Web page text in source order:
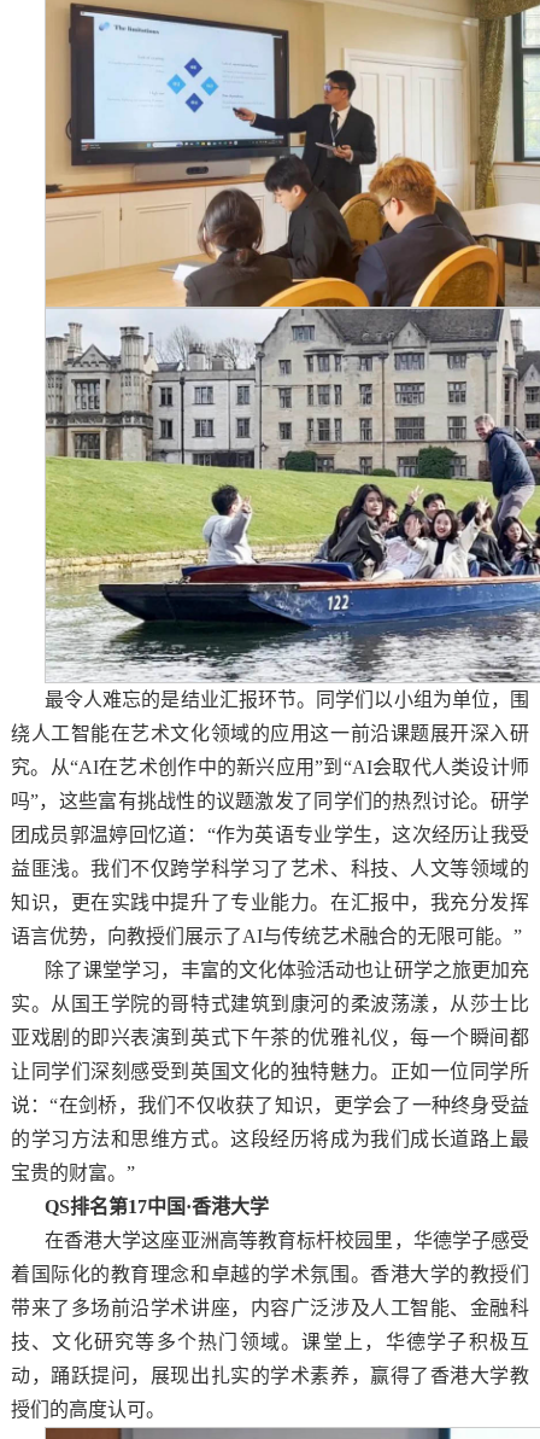
最令人难忘的是结业汇报环节。同学们以小组为单位，围
绕人工智能在艺术文化领域的应用这一前沿课题展开深入研
究。从“AI在艺术创作中的新兴应用”到“AI会取代人类设计师
吗”，这些富有挑战性的议题激发了同学们的热烈讨论。研学
团成员郭温婷回忆道：“作为英语专业学生，这次经历让我受
益匪浅。我们不仅跨学科学习了艺术、科技、人文等领域的
知识，更在实践中提升了专业能力。在汇报中，我充分发挥
语言优势，向教授们展示了AI与传统艺术融合的无限可能。”
除了课堂学习，丰富的文化体验活动也让研学之旅更加充
实。从国王学院的哥特式建筑到康河的柔波荡漾，从莎士比
亚戏剧的即兴表演到英式下午茶的优雅礼仪，每一个瞬间都
让同学们深刻感受到英国文化的独特魅力。正如一位同学所
说：“在剑桥，我们不仅收获了知识，更学会了一种终身受益
的学习方法和思维方式。这段经历将成为我们成长道路上最
宝贵的财富。”
QS排名第17中国·香港大学
在香港大学这座亚洲高等教育标杆校园里，华德学子感受
着国际化的教育理念和卓越的学术氛围。香港大学的教授们
带来了多场前沿学术讲座，内容广泛涉及人工智能、金融科
技、文化研究等多个热门领域。课堂上，华德学子积极互
动，踊跃提问，展现出扎实的学术素养，赢得了香港大学教
授们的高度认可。